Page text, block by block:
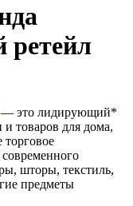
ретейл
это лидирующий*
и товаров для дома,
торговое
современного
шторы, текстиль,
предметы